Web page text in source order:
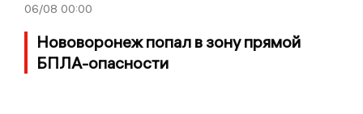
06/08 00:00
Нововоронеж попал в зону прямой
БПЛА-опасности